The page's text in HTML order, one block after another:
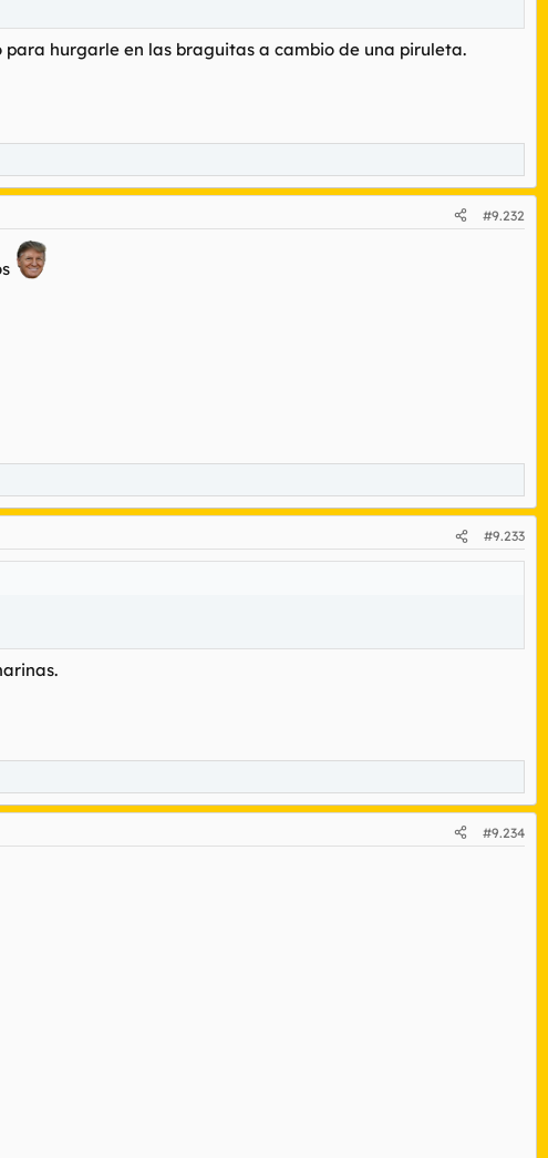
para hurgarle en las braguitas a cambio de una piruleta.
#9.232
#9.233
#9.234